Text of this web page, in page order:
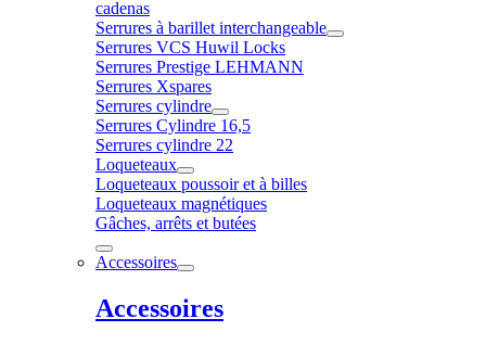
cadenas
Serrures à barillet interchangeable
Serrures VCS Huwil Locks
Serrures Prestige LEHMANN
Serrures Xspares
Serrures cylindre
Serrures Cylindre 16,5
Serrures cylindre 22
Loqueteaux
Loqueteaux poussoir et à billes
Loqueteaux magnétiques
Gâches, arrêts et butées
Accessoires
Accessoires